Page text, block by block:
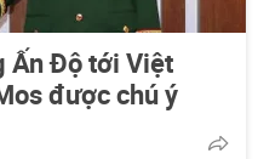
Ấn Độ tới Việt
được chú ý